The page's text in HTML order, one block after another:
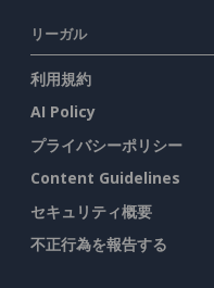
リーガル
利用規約
AI Policy
プライバシーポリシー
Content Guidelines
セキュリティ概要
不正行為を報告する